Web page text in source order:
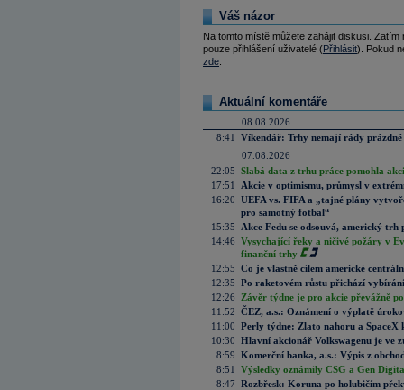
Váš názor
Na tomto místě můžete zahájit diskusi.
pouze přihlášení uživatelé (Přihlásit). Pokud
zde
Aktuální komentáře
08.08.2026
8:41
Víkendář: Trhy nemají rády prázdné
07.08.2026
22:05 Slabá data z trhu práce pomohla
17:51
Akcie v optimismu, průmysl v
16:20 UEFA vs. FIFA a „tajné plány
pro samotný fotbal“
15:35
Akce Fedu se odsouvá, americký
14:46 Vysychající řeky a ničivé požáry v
finanční trhy
12:55 Co je vlastně cílem americké
12:35 Po raketovém růstu přichází
12:26
Závěr týdne je pro akcie převážně
11:52 ČEZ, a.s.: Oznámení o výplatě
11:00 Perly týdne: Zlato nahoru a SpaceX
10:30 Hlavní akcionář Volkswagenu je ve
8:59 Komerční banka, a.s.: Výpis z
8:51
Výsledky oznámily CSG a Gen
8:47 Rozbřesk: Koruna po holubičím